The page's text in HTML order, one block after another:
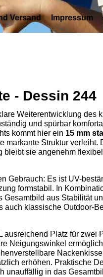
Versand Impressum
- Dessin 244
Weiterentwicklung des
und spürbar
kommt hier ein 15 mm
markante Struktur verleiht.
bleibt sie angenehm
Gebrauch: Es ist UV-
formstabil. In
Gesamtbild aus Stabilität
auch klassische Outdoor-
ausreichend Platz für zwei
Neigungswinkel
erhöhen. Praktische
unauffällig in das